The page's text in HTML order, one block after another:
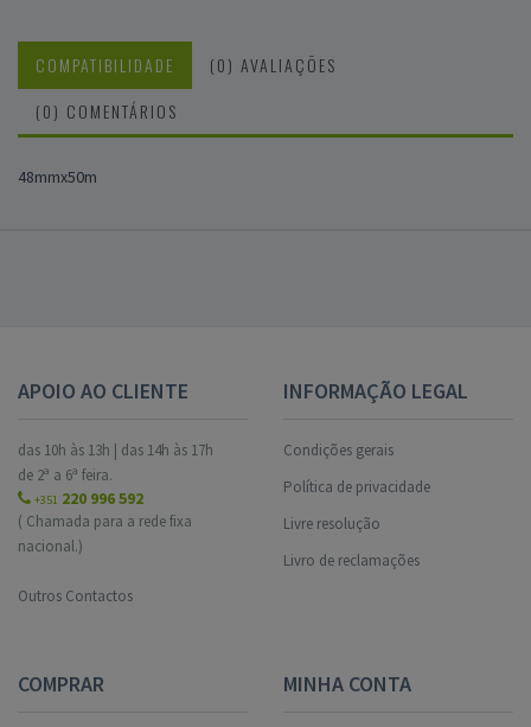
COMPATIBILIDADE
(0) AVALIAÇÕES
(0) COMENTÁRIOS
48mmx50m
APOIO AO CLIENTE
das 10h às 13h | das 14h às 17h
de 2ª a 6ª feira.
+351 220 996 592
( Chamada para a rede fixa
nacional.)
Outros Contactos
INFORMAÇÃO LEGAL
Condições gerais
Política de privacidade
Livre resolução
Livro de reclamações
COMPRAR MINHA CONTA